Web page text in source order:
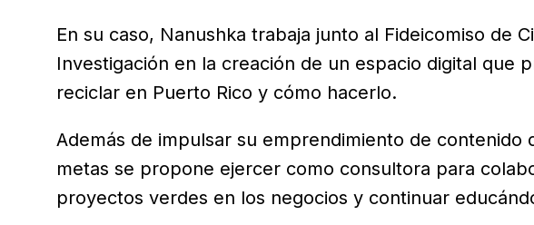
En su caso, Nanushka trabaja junto al Fideicomiso de
Investigación en la creación de un espacio digital que
reciclar en Puerto Rico y cómo hacerlo.
Además de impulsar su emprendimiento de contenido
metas se propone ejercer como consultora para
proyectos verdes en los negocios y continuar